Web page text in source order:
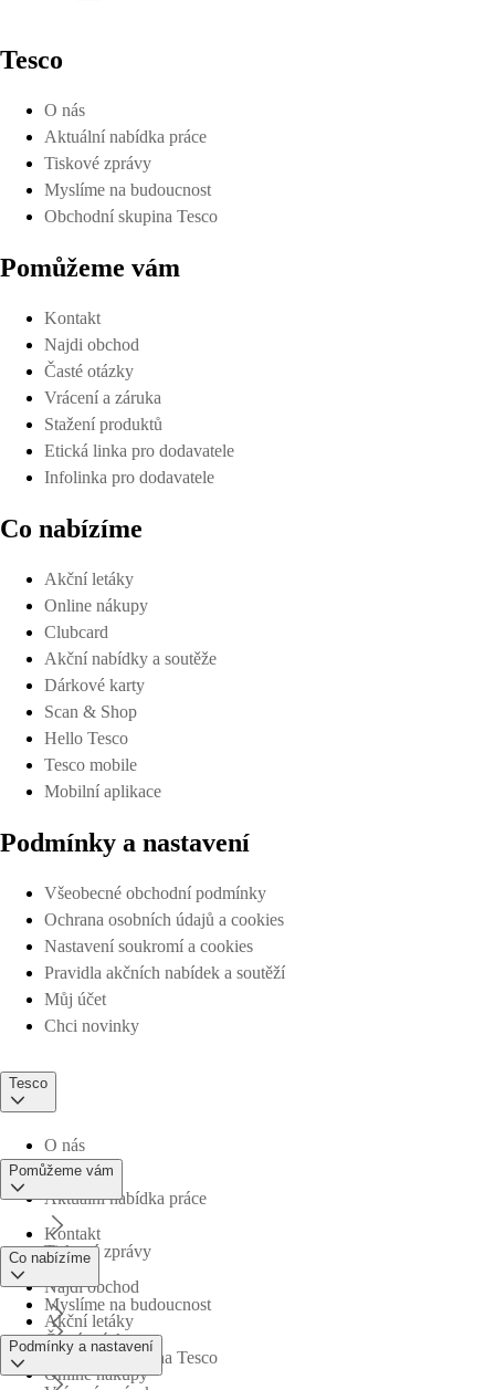
Tesco
O nás
Aktuální nabídka práce
Tiskové zprávy
Myslíme na budoucnost
Obchodní skupina Tesco
Pomůžeme vám
Kontakt
Najdi obchod
Časté otázky
Vrácení a záruka
Stažení produktů
Etická linka pro dodavatele
Infolinka pro dodavatele
Co nabízíme
Akční letáky
Online nákupy
Clubcard
Akční nabídky a soutěže
Dárkové karty
Scan & Shop
Hello Tesco
Tesco mobile
Mobilní aplikace
Podmínky a nastavení
Všeobecné obchodní podmínky
Ochrana osobních údajů a cookies
Nastavení soukromí a cookies
Pravidla akčních nabídek a soutěží
Můj účet
Chci novinky
Tesco
O nás
Aktuální nabídka práce
Tiskové zprávy
Myslíme na budoucnost
Obchodní skupina Tesco
Pomůžeme vám
Kontakt
Najdi obchod
Časté otázky
Co nabízíme
Akční letáky
Online nákupy
Podmínky a nastavení